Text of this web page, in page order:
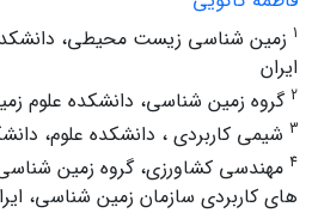
1 زمین شناسی زیست محیطی، دانشکده
ایران
2 گروه زمین شناسی، دانشکده علوم
3 شیمى کاربردى ، دانشکده علوم،
4 مهندسى کشاورزی، گروه زمین
های کاربردی سازمان زمین شناسی،